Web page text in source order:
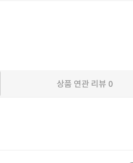
상품 연관 리뷰 0